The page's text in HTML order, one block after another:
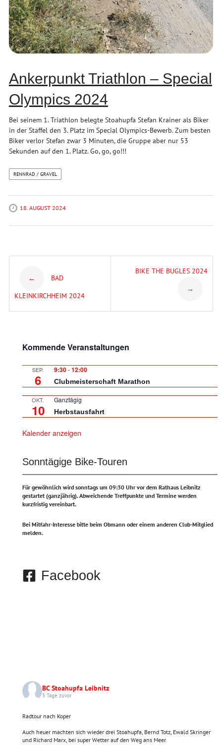
Ankerpunkt Triathlon – Special
Olympics 2024
Bei seinem 1. Triathlon belegte Stoahupfa Stefan Krainer als Biker
in der Staffel den 3. Platz im Special Olympics-Bewerb. Zum besten
Biker verlor Stefan zwar 3 Minuten, die Gruppe aber nur 53
Sekunden auf den 1. Platz. Go, go, go!!!
RENNRAD / GRAVEL
18. AUGUST 2024
navigation
← BAD
KLEINKIRCHHEIM 2024
BIKE THE BUGLES 2024
→
Kommende Veranstaltungen
SEP.
6
9:30-12:00
Clubmeisterschaft Marathon
OKT.
10
Ganztägig
Herbstausfahrt
Kalender anzeigen
Sonntägige Bike-Touren
Für gewöhnlich wird sonntags um 09:30 Uhr vor dem Rathaus Leibnitz
gestartet (ganzjährig).Abweichende Treffpunkte und Termine werden
kurzfristig vereinbart.
Bei Mitfahr-Interesse bitte beim Obmann oder einem anderen Club-Mitglied
melden.
Facebook
BC Stoahupfa Leibnitz
3 Tage zuvor
Radtour nach Koper
Auch heuer machten sich wieder drei Stoahupfa, Bernd Totz, Ewald Skringer
und Richard Marx, bei super Wetter auf den Weg ans Meer.